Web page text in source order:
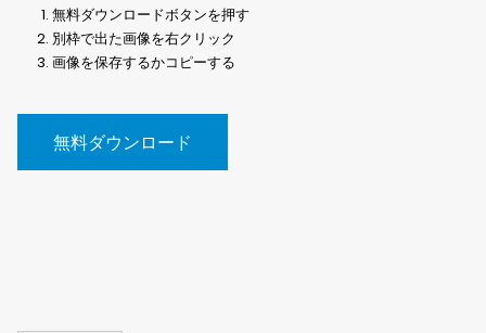
無料ダウンロードボタンを押す
別枠で出た画像を右クリック
画像を保存するかコピーする
無料ダウンロード